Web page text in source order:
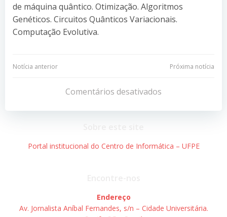
de máquina quântico. Otimização. Algoritmos
Genéticos. Circuitos Quânticos Variacionais.
Computação Evolutiva.
Navegação
Post
Notícia anterior
Navegação
de
Post
Próxima notícia
Comentários desativados
Portal institucional do Centro de Informática – UFPE
Endereço
Av. Jornalista Aníbal Fernandes, s/n – Cidade Universitária.